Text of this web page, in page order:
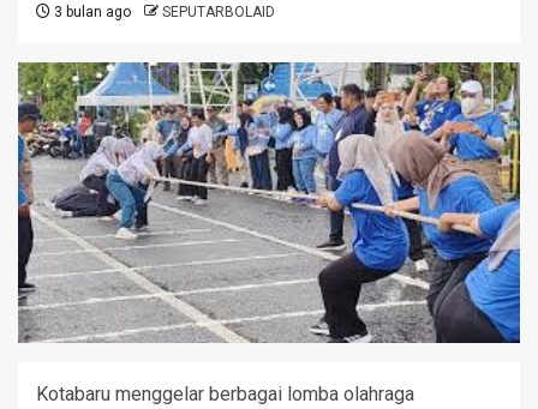
3 bulan ago SEPUTARBOLAID
Kotabaru menggelar berbagai lomba olahraga